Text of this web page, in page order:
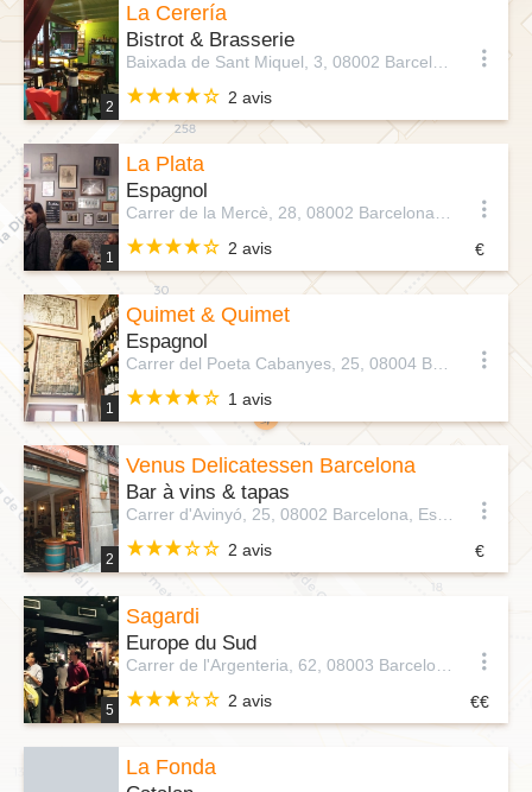
2
La Cerería
Bistrot & Brasserie
2 avis
1
La Plata
Espagnol
2 avis
1
Quimet & Quimet
Espagnol
1 avis
2
Venus Delicatessen Barcelona
Bar à vins & tapas
2 avis
5
Sagardi
Europe du Sud
2 avis
La Fonda